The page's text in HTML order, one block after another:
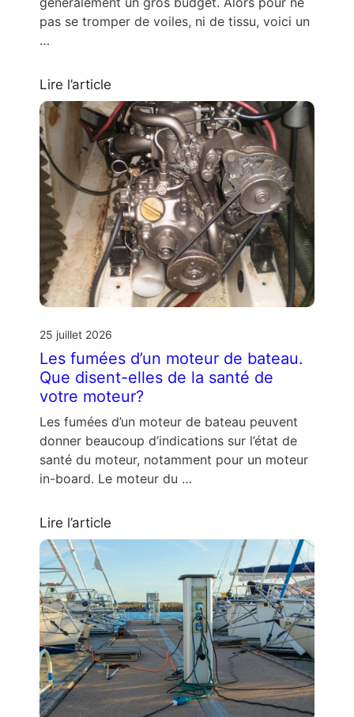
pas se tromper de voiles, ni de tissu, voici un
…
Lire l’article
25 juillet 2026
Les fumées d’un moteur de bateau.
Que disent-elles de la santé de
votre moteur?
Les fumées d’un moteur de bateau peuvent
donner beaucoup d’indications sur l’état de
santé du moteur, notamment pour un moteur
in-board. Le moteur du …
Lire l’article